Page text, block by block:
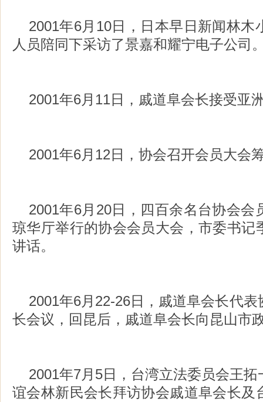
2001年6月10日，日本早日新闻林木
人员陪同下采访了景嘉和耀宁电子公司
2001年6月11日，戚道阜会长接受亚
2001年6月12日，协会召开会员大会
2001年6月20日，四百余名台协会会
琼华厅举行的协会会员大会，市委书记
讲话。
2001年6月22-26日，戚道阜会长代
长会议，回昆后，戚道阜会长向昆山市
2001年7月5日，台湾立法委员会王
谊会林新民会长拜访协会戚道阜会长及